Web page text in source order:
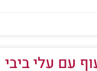
עם עלי ביבי